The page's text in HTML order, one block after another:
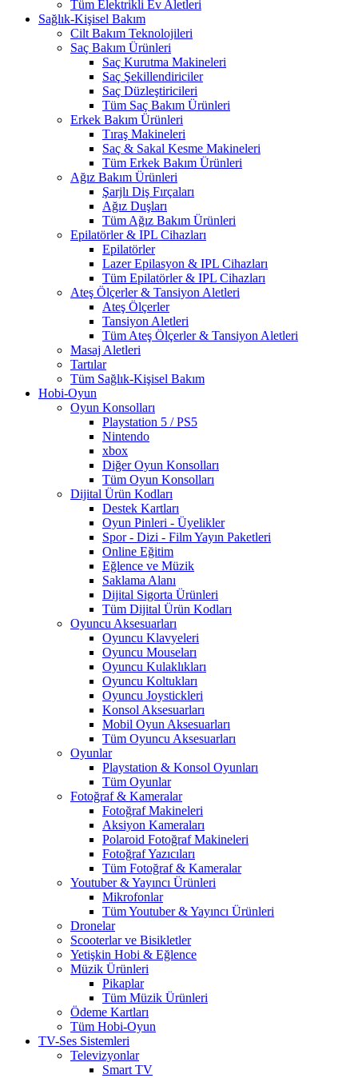
Tüm Elektrikli Ev Aletleri
Sağlık-Kişisel Bakım
Cilt Bakım Teknolojileri
Saç Bakım Ürünleri
Saç Kurutma Makineleri
Saç Şekillendiriciler
Saç Düzleştiricileri
Tüm Saç Bakım Ürünleri
Erkek Bakım Ürünleri
Tıraş Makineleri
Saç & Sakal Kesme Makineleri
Tüm Erkek Bakım Ürünleri
Ağız Bakım Ürünleri
Şarjlı Diş Fırçaları
Ağız Duşları
Tüm Ağız Bakım Ürünleri
Epilatörler & IPL Cihazları
Epilatörler
Lazer Epilasyon & IPL Cihazları
Tüm Epilatörler & IPL Cihazları
Ateş Ölçerler & Tansiyon Aletleri
Ateş Ölçerler
Tansiyon Aletleri
Tüm Ateş Ölçerler & Tansiyon Aletleri
Masaj Aletleri
Tartılar
Tüm Sağlık-Kişisel Bakım
Hobi-Oyun
Oyun Konsolları
Playstation 5 / PS5
Nintendo
xbox
Diğer Oyun Konsolları
Tüm Oyun Konsolları
Dijital Ürün Kodları
Destek Kartları
Oyun Pinleri - Üyelikler
Spor - Dizi - Film Yayın Paketleri
Online Eğitim
Eğlence ve Müzik
Saklama Alanı
Dijital Sigorta Ürünleri
Tüm Dijital Ürün Kodları
Oyuncu Aksesuarları
Oyuncu Klavyeleri
Oyuncu Mouseları
Oyuncu Kulaklıkları
Oyuncu Koltukları
Oyuncu Joystickleri
Konsol Aksesuarları
Mobil Oyun Aksesuarları
Tüm Oyuncu Aksesuarları
Oyunlar
Playstation & Konsol Oyunları
Tüm Oyunlar
Fotoğraf & Kameralar
Fotoğraf Makineleri
Aksiyon Kameraları
Polaroid Fotoğraf Makineleri
Fotoğraf Yazıcıları
Tüm Fotoğraf & Kameralar
Youtuber & Yayıncı Ürünleri
Mikrofonlar
Tüm Youtuber & Yayıncı Ürünleri
Dronelar
Scooterlar ve Bisikletler
Yetişkin Hobi & Eğlence
Müzik Ürünleri
Pikaplar
Tüm Müzik Ürünleri
Ödeme Kartları
Tüm Hobi-Oyun
TV-Ses Sistemleri
Televizyonlar
Smart TV